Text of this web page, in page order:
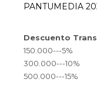
PANTUMEDIA
Descuento
150.000---5%
300.000---10%
500.000---15%